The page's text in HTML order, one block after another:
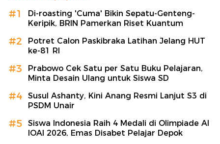
#1
Di-roasting 'Cuma' Bikin Sepatu-Genteng-
Keripik, BRIN Pamerkan Riset Kuantum
#2
Potret Calon Paskibraka Latihan Jelang HUT
ke-81 RI
#3
Prabowo Cek Satu per Satu Buku Pelajaran,
Minta Desain Ulang untuk Siswa SD
#4
Susul Ashanty, Kini Anang Resmi Lanjut S3 di
PSDM Unair
#5
Siswa Indonesia Raih 4 Medali di Olimpiade AI
IOAI 2026, Emas Disabet Pelajar Depok